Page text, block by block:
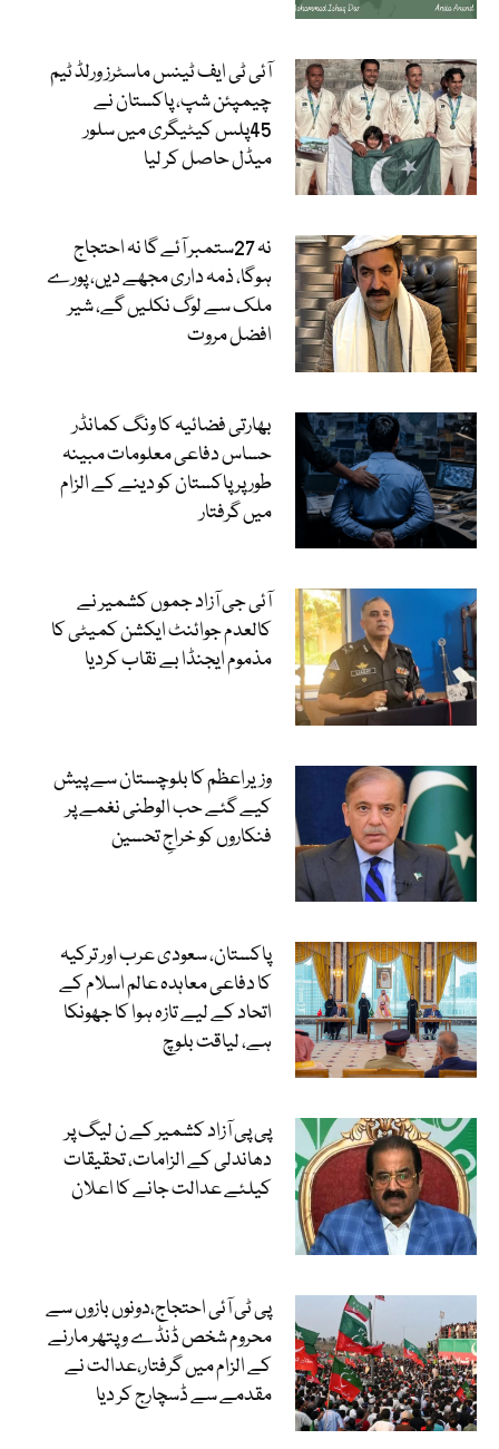
آئی ٹی ایف ٹینس ماسٹرز ورلڈ ٹیم
چیمپئن شپ، پاکستان نے
45پلس کیٹیگری میں سلور
میڈل حاصل کر لیا
نہ 27ستمبر آئے گا نہ احتجاج
ہوگا، ذمہ داری مجھے دیں، پورے
ملک سے لوگ نکلیں گے، شیر
افضل مروت
بھارتی فضائیہ کا ونگ کمانڈر
حساس دفاعی معلومات مبینہ
طور پر پاکستان کو دینے کے الزام
میں گرفتار
آئی جی آزاد جموں کشمیر نے
کالعدم جوائنٹ ایکشن کمیٹی کا
مذموم ایجنڈا بے نقاب کردیا
وزیراعظم کا بلوچستان سے پیش
کیے گئے حب الوطنی نغمے پر
فنکاروں کو خراجِ تحسین
پاکستان، سعودی عرب اور ترکیہ
کا دفاعی معاہدہ عالم اسلام کے
اتحاد کے لیے تازہ ہوا کا جھونکا
ہے، لیاقت بلوچ
پی پی آزاد کشمیر کے ن لیگ پر
دھاندلی کے الزامات، تحقیقات
کیلئے عدالت جانے کا اعلان
پی ٹی آئی احتجاج،دونوں بازوں سے
محروم شخص ڈنڈے و پتھر مارنے
کے الزام میں گرفتار،عدالت نے
مقدمے سے ڈسچارج کر دیا